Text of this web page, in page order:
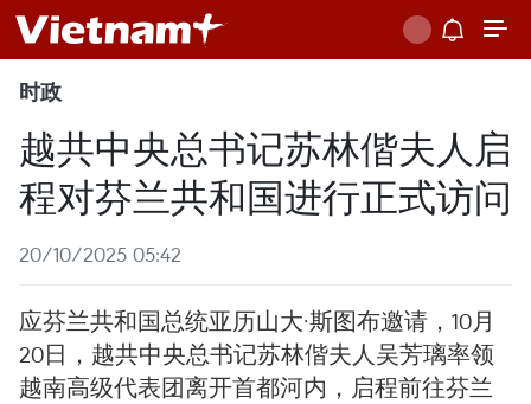
时政
越共中央总书记苏林偕夫人启
程对芬兰共和国进行正式访问
20/10/2025 05:42
应芬兰共和国总统亚历山大·斯图布邀请，10月
20日，越共中央总书记苏林偕夫人吴芳璃率领
越南高级代表团离开首都河内，启程前往芬兰